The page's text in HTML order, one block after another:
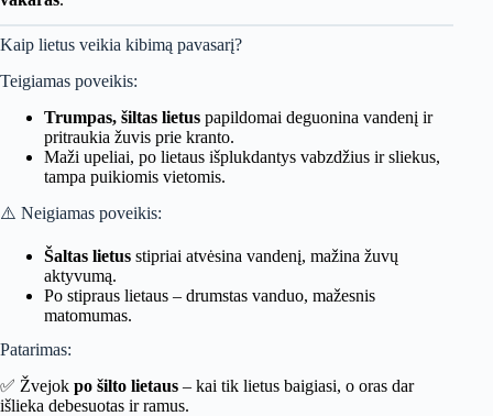
Kaip lietus veikia kibimą pavasarį?
Teigiamas poveikis:
Trumpas, šiltas lietus papildomai deguonina vandenį ir
pritraukia žuvis prie kranto.
Maži upeliai, po lietaus išplukdantys vabzdžius ir sliekus,
tampa puikiomis vietomis.
⚠️ Neigiamas poveikis:
Šaltas lietus stipriai atvėsina vandenį, mažina žuvų
aktyvumą.
Po stipraus lietaus – drumstas vanduo, mažesnis
matomumas.
Patarimas:
✅ Žvejok po šilto lietaus – kai tik lietus baigiasi, o oras dar
išlieka debesuotas ir ramus.